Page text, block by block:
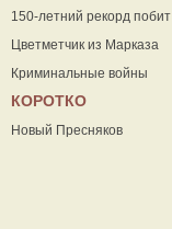
150-летний рекорд побит
Цветметчик из Марказа
Криминальные войны
КОРОТКО
Новый Пресняков